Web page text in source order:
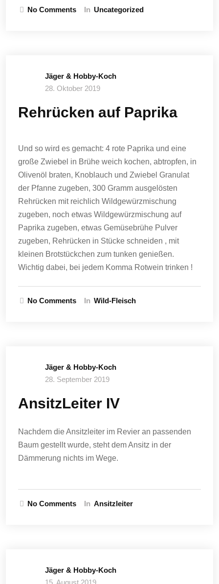
No Comments In Uncategorized
Jäger & Hobby-Koch
28. Oktober 2019
Rehrücken auf Paprika
Und so wird es gemacht: 4 rote Paprika und eine
große Zwiebel in Brühe weich kochen, abtropfen, in
Olivenöl braten, Knoblauch und Zwiebel Granulat
der Pfanne zugeben, 300 Gramm ausgelösten
Rehrücken mit reichlich Wildgewürzmischung
zugeben, noch etwas Wildgewürzmischung auf
Paprika zugeben, etwas Gemüsebrühe Pulver
zugeben, Rehrücken in Stücke schneiden , mit
kleinen Brotstückchen zum tunken genießen.
Wichtig dabei, bei jedem Komma Rotwein trinken !
No Comments In Wild-Fleisch
Jäger & Hobby-Koch
28. September 2019
AnsitzLeiter IV
Nachdem die Ansitzleiter im Revier an passenden
Baum gestellt wurde, steht dem Ansitz in der
Dämmerung nichts im Wege.
No Comments In Ansitzleiter
Jäger & Hobby-Koch
15. August 2019